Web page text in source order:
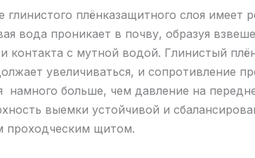
глинистого плёнказащитного слоя
вода проникает в почву, образуя
контакта с мутной водой. Глинистый
увеличиваться, и сопротивление
намного больше, чем давление на
выемки устойчивой и
проходческим щитом.